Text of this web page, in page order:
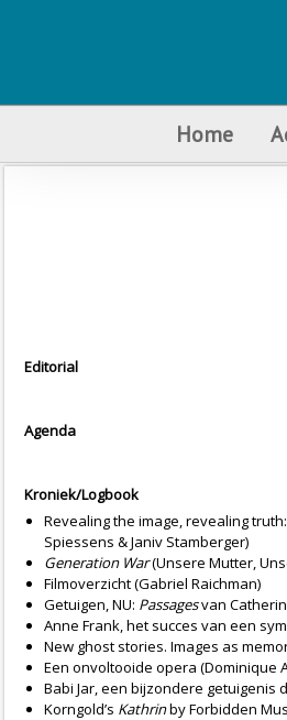
Home
Editorial
Agenda
Kroniek/Logbook
Revealing the image, revealing
Spiessens & Janiv Stamberger)
Generation War(Unsere Mutter,
Filmoverzicht (Gabriel Raichman)
Getuigen, NU: Passagesvan
Anne Frank, het succes van een
New ghost stories. Images as
Een onvoltooide opera (Dominique
Babi Jar, een bijzondere getuigenis
Korngold’s Kathrinby Forbidden